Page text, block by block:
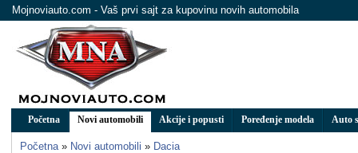
Mojnoviauto.com - Vaš prvi sajt za kupovinu novih automobila
Početna Novi automobili Akcije i popusti Poređenje modela Auto
Početna » Novi automobili » Dacia